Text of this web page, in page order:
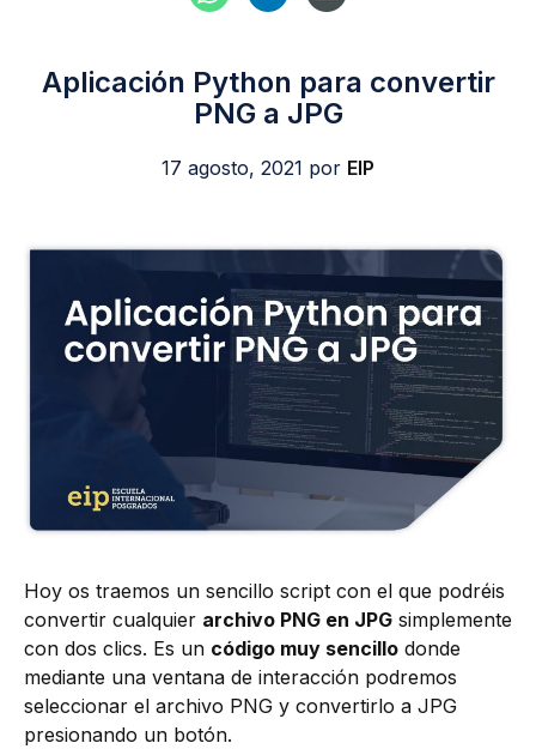
Aplicación Python para convertir
PNG a JPG
17 agosto, 2021 por EIP
Hoy os traemos un sencillo script con el que podréis
convertir cualquier archivo PNG en JPG simplemente
con dos clics. Es un código muy sencillo donde
mediante una ventana de interacción podremos
seleccionar el archivo PNG y convertirlo a JPG
presionando un botón.